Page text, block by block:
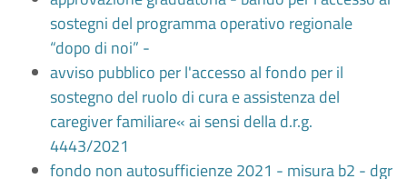
sostegni del programma operativo regionale
“dopo di noi” -
avviso pubblico per l'accesso al fondo per il
sostegno del ruolo di cura e assistenza del
caregiver familiare« ai sensi della d.r.g.
4443/2021
fondo non autosufficienze 2021 - misura b2 - dgr